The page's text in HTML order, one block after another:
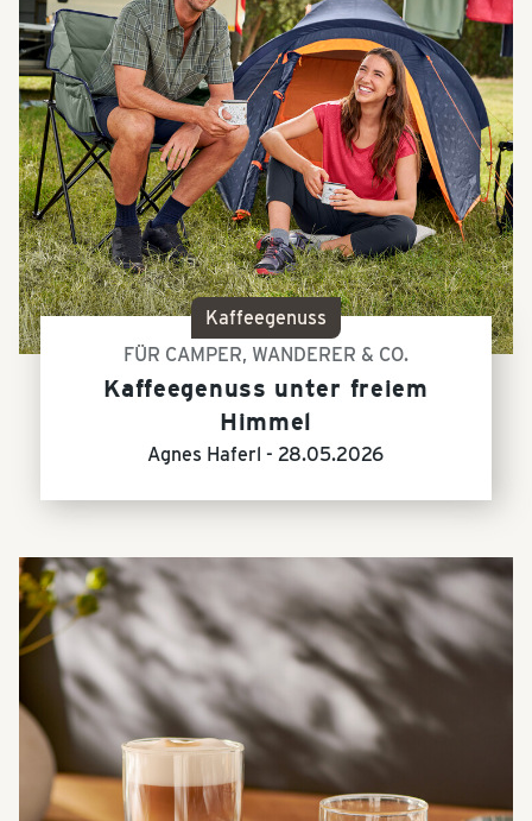
Kaffeegenuss
FÜR CAMPER, WANDERER & CO.
Kaffeegenuss unter freiem
Himmel
Agnes Haferl -28.05.2026